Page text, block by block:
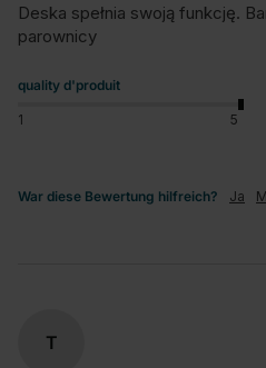
Deska spełnia swoją funkcję.
parownicy
quality d'produit
1 5
War diese Bewertung hilfreich? Ja
T